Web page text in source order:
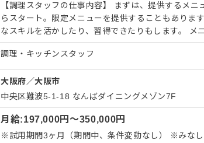
【調理スタッフの仕事内容】 まずは、提供するメ
らスタート。限定メニューを提供することもありま
なスキルを活かしたり、習得できたりもします。 メ
発信してください。よりよいお店づくりのためのオペ
体的には…】 ・仕込みから盛り付けまでの調理全般
務 ・まかないづくり ・後輩スタッフやアルバイト
・料理長の補助 ・新メニュー提案 など 入社後はスキルに合わせた業務からお任せしますの
で、徐々に仕事の幅を広げていきましょう。成長を
ず安心してスタートできる環境です。 ゆくゆくはス
調理・キッチンスタッフ
大阪府／大阪市
中央区難波5-1-18 なんばダイニングメゾン7F
月給:197,000円〜350,000円
※試用期間3ヶ月（期間中、条件変動なし） ※みな